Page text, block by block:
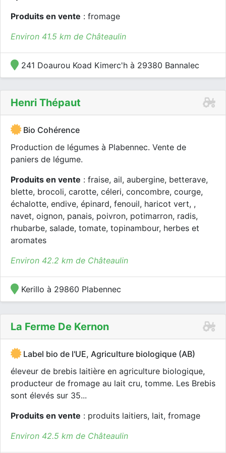
Produits en vente : fromage
Environ 41.5 km de Châteaulin
241 Doaurou Koad Kimerc'h à 29380 Bannalec
Henri Thépaut
Bio Cohérence
Production de légumes à Plabennec. Vente de
paniers de légume.
Produits en vente : fraise, ail, aubergine, betterave,
blette, brocoli, carotte, céleri, concombre, courge,
échalotte, endive, épinard, fenouil, haricot vert, ,
navet, oignon, panais, poivron, potimarron, radis,
rhubarbe, salade, tomate, topinambour, herbes et
aromates
Environ 42.2 km de Châteaulin
Kerillo à 29860 Plabennec
La Ferme De Kernon
Label bio de l'UE, Agriculture biologique (AB)
éleveur de brebis laitière en agriculture biologique,
producteur de fromage au lait cru, tomme. Les Brebis
sont élevés sur 35...
Produits en vente : produits laitiers, lait, fromage
Environ 42.5 km de Châteaulin